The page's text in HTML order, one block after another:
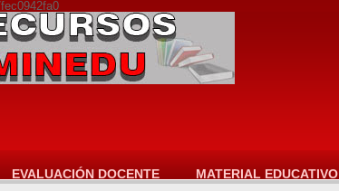
EVALUACIÓN DOCENTE MATERIAL EDUCATIVO